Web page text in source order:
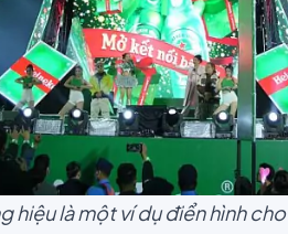
hiệu là một ví dụ điển hình